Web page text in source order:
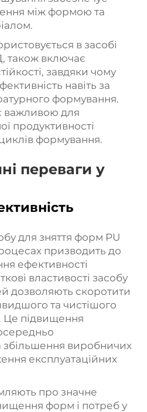
між формою та
в засобі
також включає
завдяки чому
навіть за
формування.
важливою для
продуктивності
формування.
переваги у
для зняття форм PU
призводить до
ефективності
властивості засобу
дозволяють скоротити
та чистішого
Це підвищення
збільшення виробничих
експлуатаційних
про значне
форм і потреб у